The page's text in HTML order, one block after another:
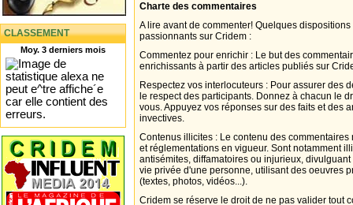
CLASSEMENT
Moy. 3 derniers mois
Charte des commentaires
A lire avant de commenter! Quelques
passionnants sur Cridem :
Commentez pour enrichir : Le but des
enrichissants à partir des articles publiés sur
Respectez vos interlocuteurs : Pour assurer des
le respect des participants. Donnez à chacun le
vous. Appuyez vos réponses sur des faits et des
invectives.
Contenus illicites : Le contenu des
et réglementations en vigueur. Sont notamment
antisémites, diffamatoires ou injurieux,
vie privée d'une personne, utilisant des oeuvres
(textes, photos, vidéos...).
Cridem se réserve le droit de ne pas valider tout